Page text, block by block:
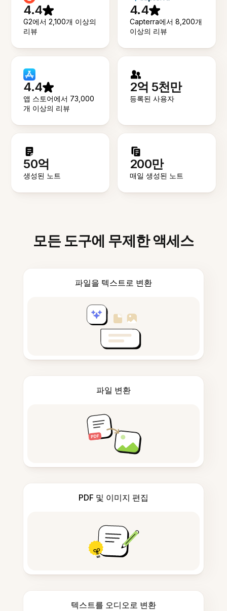
4.4
G2에서 2,100개 이상의
리뷰
4.4
Capterra에서 8,200개
이상의 리뷰
4.4
앱 스토어에서 73,000
개 이상의 리뷰
2억 5천만
등록된 사용자
50억
생성된 노트
200만
매일 생성된 노트
모든 도구에 무제한 액세스
파일을 텍스트로 변환
파일 변환
PDF 및 이미지 편집
텍스트를 오디오로 변환